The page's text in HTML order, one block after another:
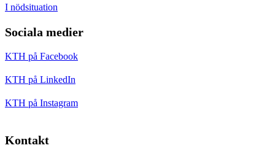
I nödsituation
Sociala medier
KTH på Facebook
KTH på LinkedIn
KTH på Instagram
Kontakt